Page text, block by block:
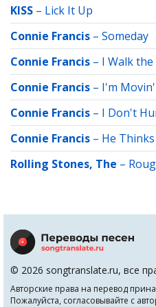
KISS – Lick It Up
Connie Francis – Someday
Connie Francis – I Walk the
Connie Francis – I'm
Connie Francis – I Don't
Connie Francis – He
Rolling Stones, The –
© 2026 songtranslate.ru, все
Авторские права на перевод
Пожалуйста, согласовывайте с